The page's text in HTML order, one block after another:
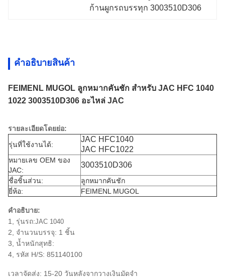
ก้านผูกรถบรรทุก 3003510D306
คําอธิบายสินค้า
FEIMENL MUGOL ลูกหมากคันชัก สำหรับ JAC HFC 1040
1022 3003510D306 อะไหล่ JAC
รายละเอียดโดยย่อ:
รุ่นที่ใช้งานได้:
JAC HFC1040
JAC HFC1022
หมายเลข OEM ของ
JAC:
3003510D306
ชื่อชิ้นส่วน:
ลูกหมากคันชัก
ยี่ห้อ:
FEIMENL MUGOL
คำอธิบาย:
1, รุ่นรถ:JAC 1040
2, จำนวนบรรจุ: 1 ชิ้น
3, น้ำหนักสุทธิ:
4, รหัส H/S: 851140100
เวลาจัดส่ง: 15-20 วันหลังจากวางเงินมัดจำ